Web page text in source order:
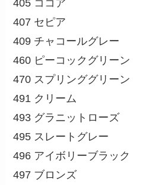
405 ココア
407 セピア
409 チャコールグレー
460 ピーコックグリーン
470 スプリンググリーン
491 クリーム
493 グラニットローズ
495 スレートグレー
496 アイボリーブラック
497 ブロンズ